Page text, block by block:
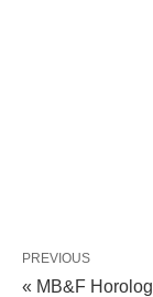
PREVIOUS
« MB&F